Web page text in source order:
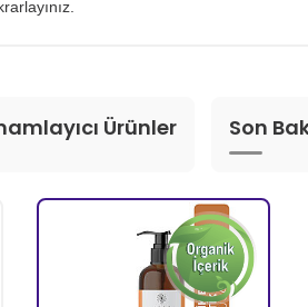
Ürünler Son